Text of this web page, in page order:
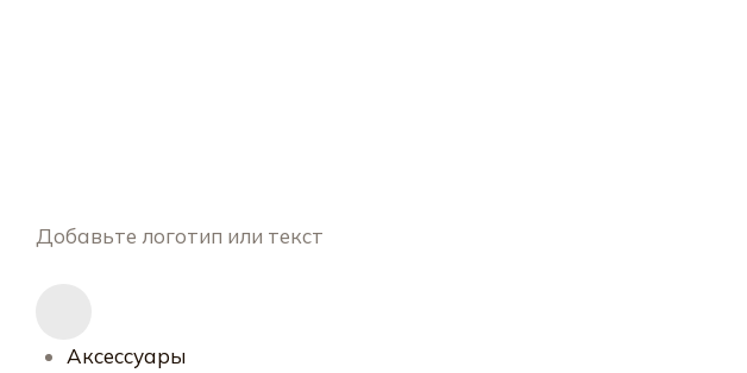
Добавьте логотип или текст
Аксессуары